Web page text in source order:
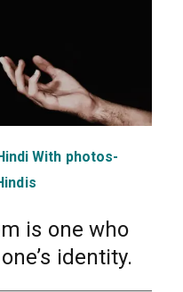
With photos-
is one who
identity.